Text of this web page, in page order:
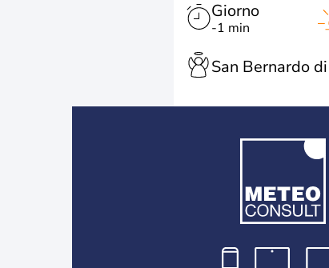
Giorno
-1 min
San Bernardo